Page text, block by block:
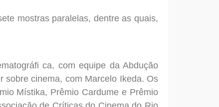
mostras paralelas, dentre as quais,
ca, com equipe da Abdução
sobre cinema, com Marcelo Ikeda. Os
Místika, Prêmio Cardume e Prêmio